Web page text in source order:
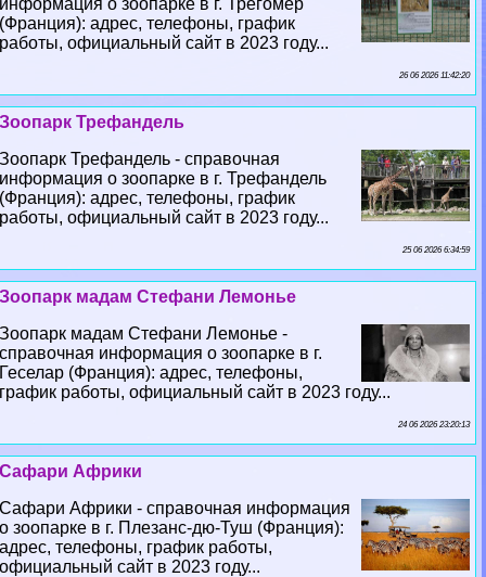
(Франция): адрес, телефоны, график
работы, официальный сайт в 2023 году...
26 06 2026 11:42:20
Зоопарк Трефандель
Зоопарк Трефандель - справочная
информация о зоопарке в г. Трефандель
(Франция): адрес, телефоны, график
работы, официальный сайт в 2023 году...
25 06 2026 6:34:59
Зоопарк мадам Стефани Лемонье
Зоопарк мадам Стефани Лемонье -
справочная информация о зоопарке в г.
Геселар (Франция): адрес, телефоны,
график работы, официальный сайт в 2023 году...
24 06 2026 23:20:13
Сафари Африки
Сафари Африки - справочная информация
о зоопарке в г. Плезанс-дю-Туш (Франция):
адрес, телефоны, график работы,
официальный сайт в 2023 году...